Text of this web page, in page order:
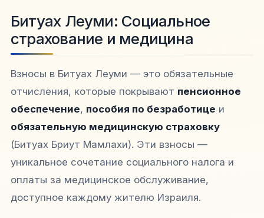
Битуах Леуми: Социальное
страхование и медицина
Взносы в Битуах Леуми — это обязательные
отчисления, которые покрывают пенсионное
обеспечение, пособия по безработице и
обязательную медицинскую страховку
(Битуах Бриут Мамлахи). Эти взносы —
уникальное сочетание социального налога и
оплаты за медицинское обслуживание,
доступное каждому жителю Израиля.​​